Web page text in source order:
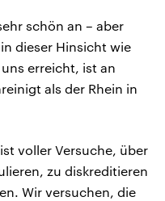
schön an – aber
dieser Hinsicht wie
erreicht, ist an
als der Rhein in
voller Versuche, über
zu diskreditieren
Wir versuchen, die